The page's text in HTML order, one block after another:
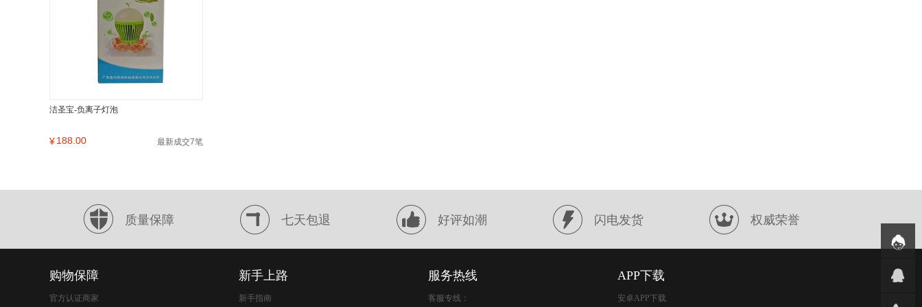
洁圣宝-负离子灯泡
¥188.00 最新成交7笔
质量保障 七天包退 好评如潮 闪电发货 权威荣誉
购物保障
官方认证商家
新手上路
新手指南
服务热线
客服专线：
APP下载
安卓APP下载